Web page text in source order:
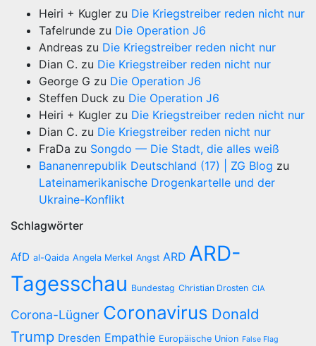
Heiri + Kugler zu Die Kriegstreiber reden nicht nur
Tafelrunde zu Die Operation J6
Andreas zu Die Kriegstreiber reden nicht nur
Dian C. zu Die Kriegstreiber reden nicht nur
George G zu Die Operation J6
Steffen Duck zu Die Operation J6
Heiri + Kugler zu Die Kriegstreiber reden nicht nur
Dian C. zu Die Kriegstreiber reden nicht nur
FraDa zu Songdo — Die Stadt, die alles weiß
Bananenrepublik Deutschland (17) | ZG Blog zu
Lateinamerikanische Drogenkartelle und der
Ukraine-Konflikt
Schlagwörter
AfD al-Qaida Angela Merkel Angst ARD ARD-
Tagesschau Bundestag Christian Drosten CIA
Corona-Lügner Coronavirus Donald
Trump Dresden Empathie Europäische Union False Flag